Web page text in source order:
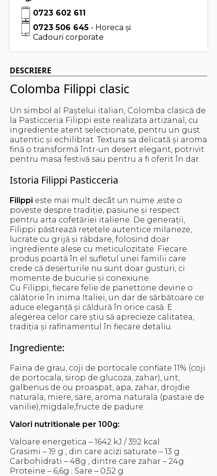
0723 602 611
0723 506 645 - Horeca și
Cadouri corporate
DESCRIERE
Colomba Filippi clasic
Un simbol al Paștelui italian, Colomba clasică de
la Pasticceria Filippi este realizata artizanal, cu
ingrediente atent selecționate, pentru un gust
autentic și echilibrat. Textura sa delicată și aroma
fină o transformă într-un desert elegant, potrivit
pentru masa festivă sau pentru a fi oferit în dar.
Istoria Filippi Pasticceria
Filippi este mai mult decât un nume ,este o
poveste despre tradiție, pasiune și respect
pentru arta cofetăriei italiene. De generații,
Filippi păstrează rețetele autentice milaneze,
lucrate cu grijă și răbdare, folosind doar
ingrediente alese cu meticulozitate. Fiecare
produs poartă în el sufletul unei familii care
crede că deserturile nu sunt doar gusturi, ci
momente de bucurie și conexiune.
Cu Filippi, fiecare felie de panettone devine o
călătorie în inima Italiei, un dar de sărbătoare ce
aduce eleganță și căldură în orice casă. E
alegerea celor care știu să aprecieze calitatea,
tradiția și rafinamentul în fiecare detaliu.
Ingrediente:
Faina de grau, coji de portocale confiate 11% (coji
de portocala, sirop de glucoza, zahar), unt,
galbenus de ou proaspat, apa, zahar, drojdie
naturala, miere, sare, aroma naturala (pastaie de
vanilie),migdale,fructe de padure.
Valori nutritionale per 100g:
Valoare energetica – 1642 kJ / 392 kcal
Grasimi – 19 g , din care acizi saturate – 13 g
Carbohidrati – 48g , dintre care zahar – 24g
Proteine – 6,6g ; Sare – 0,52 g